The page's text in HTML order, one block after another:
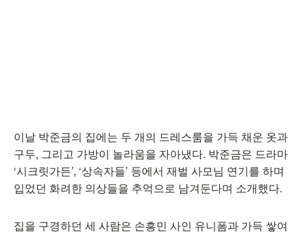
이날 박준금의 집에는 두 개의 드레스룸을 가득 채운 옷과
구두, 그리고 가방이 놀라움을 자아냈다. 박준금은 드라마
‘시크릿가든’, ‘상속자들’ 등에서 재벌 사모님 연기를 하며
입었던 화려한 의상들을 추억으로 남겨둔다며 소개했다.
집을 구경하던 세 사람은 손흥민 사인 유니폼과 가득 쌓여